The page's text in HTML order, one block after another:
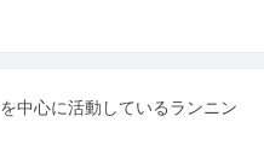
中心に活動しているランニン